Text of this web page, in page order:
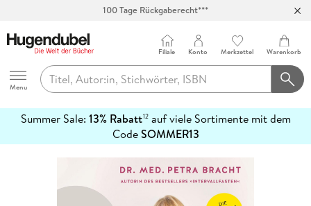
100 Tage Rückgaberecht***
Hugendubel
Menu
Filiale Konto Merkzettel Warenkorb
Summer Sale: 13% Rabatt12auf viele Sortimente mit dem
CodeSOMMER13
erfahren